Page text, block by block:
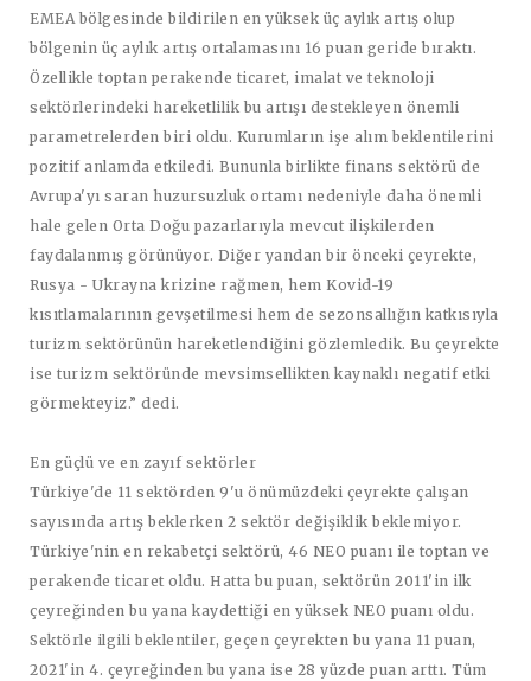
EMEA bölgesinde bildirilen en yüksek üç aylık artış olup
bölgenin üç aylık artış ortalamasını 16 puan geride bıraktı.
Özellikle toptan perakende ticaret, imalat ve teknoloji
sektörlerindeki hareketlilik bu artışı destekleyen önemli
parametrelerden biri oldu. Kurumların işe alım beklentilerini
pozitif anlamda etkiledi. Bununla birlikte finans sektörü de
Avrupa'yı saran huzursuzluk ortamı nedeniyle daha önemli
hale gelen Orta Doğu pazarlarıyla mevcut ilişkilerden
faydalanmış görünüyor. Diğer yandan bir önceki çeyrekte,
Rusya - Ukrayna krizine rağmen, hem Kovid-19
kısıtlamalarının gevşetilmesi hem de sezonsallığın katkısıyla
turizm sektörünün hareketlendiğini gözlemledik. Bu çeyrekte
ise turizm sektöründe mevsimsellikten kaynaklı negatif etki
görmekteyiz.” dedi.
En güçlü ve en zayıf sektörler
Türkiye'de 11 sektörden 9'u önümüzdeki çeyrekte çalışan
sayısında artış beklerken 2 sektör değişiklik beklemiyor.
Türkiye'nin en rekabetçi sektörü, 46 NEO puanı ile toptan ve
perakende ticaret oldu. Hatta bu puan, sektörün 2011'in ilk
çeyreğinden bu yana kaydettiği en yüksek NEO puanı oldu.
Sektörle ilgili beklentiler, geçen çeyrekten bu yana 11 puan,
2021'in 4. çeyreğinden bu yana ise 28 yüzde puan arttı. Tüm